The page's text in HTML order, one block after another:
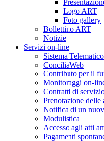
Logo ART
Foto gallery
Bollettino ART
Notizie
Servizi on-line
Sistema
ConciliaWeb
Contributo per il
Monitoraggi on-
Contratti di
Prenotazione
Notifica di un
Modulistica
Accesso agli atti
Pagamenti